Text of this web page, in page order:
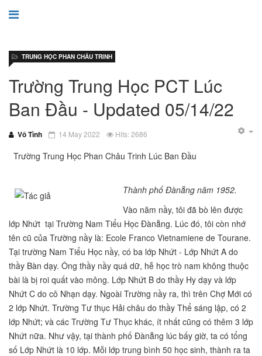
Trường Trung Học PCT Lúc
Ban Ðầu - Updated 05/14/22
Vô Tình
TRUNG HỌC PHAN CHÂU TRINH
14 May 2022 Hits: 2686
Trường Trung Học Phan Châu Trinh Lúc Ban Ðầu
Thành phố Đànẵng năm 1952.
Vào năm nầy, tôi đã bò lên được
lớp Nhứt tại Trường Nam Tiểu Học Đànẵng. Lúc đó, tôi còn nhớ
tên cũ của Trường nầy là: Ecole Franco Vietnamiene de Tourane.
Tại trường Nam Tiểu Học nầy, có ba lớp Nhứt - Lớp Nhứt A do
thầy Bàn dạy. Ông thầy nầy quá dữ, hễ học trò nam không thuộc
bài là bị roi quất vào mông. Lớp Nhứt B do thầy Hy dạy và lớp
Nhứt C do cô Nhạn dạy. Ngoài Trường nầy ra, thì trên Chợ Mới có
2 lớp Nhứt. Trường Tư thục Hải châu do thầy Thể sáng lập, có 2
lớp Nhứt; và các Trường Tư Thục khác, ít nhất cũng có thêm 3 lớp
Nhứt nữa. Như vậy, tại thành phố Đànẵng lúc bấy giờ, ta có tổng
số Lớp Nhứt là 10 lớp. Mỗi lớp trung bình 50 học sinh, thành ra ta